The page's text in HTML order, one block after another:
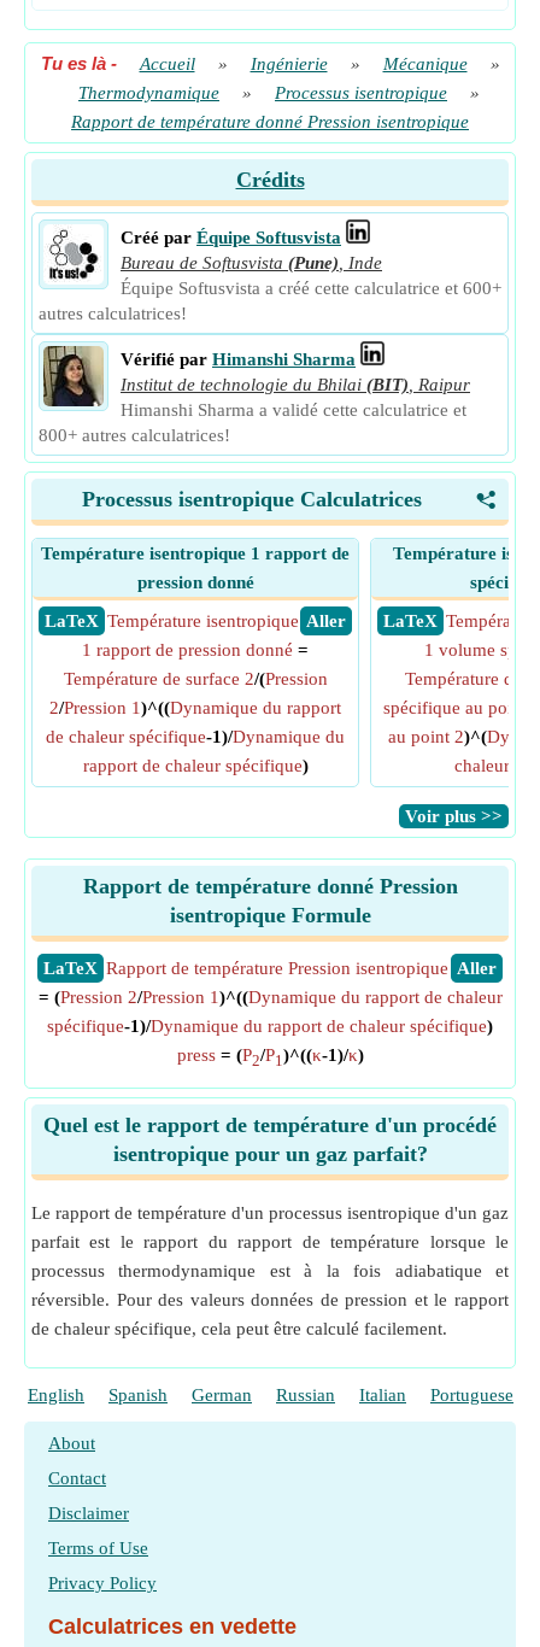
Tu es là- Accueil » Ingénierie » Mécanique
»
Thermodynamique
» Processus isentropique
»
Rapport de température donné Pression isentropique
Crédits
Créé par Équipe Softusvista
Bureau de Softusvista (Pune)
Inde
Équipe Softusvista a créé cette calculatrice et 600+
autres calculatrices!
Vérifié par Himanshi Sharma
Institut de technologie du Bhilai (BIT)
Raipur
Himanshi Sharma a validé cette calculatrice et
800+ autres calculatrices!
<
Processus isentropique Calculatrices
Température isentropique 1 rapport de
pression donné
​ LaTeX
​ Aller
Température isentropique
1 rapport de pression donné =
Température de surface 2/(Pression
2/Pression 1)^((Dynamique du rapport
de chaleur spécifique-1)/Dynamique du
rapport de chaleur spécifique)
Température
​ LaTeX
1 volume
Température de
spécifique au point 1
au point 2)^(
chaleur
​Voir plus >>
Rapport de température donné Pression
isentropique Formule
​LaTeX ​Aller
Rapport de température Pression isentropique
= (Pression 2/Pression 1)^((Dynamique du rapport de chaleur
spécifique-1)/Dynamique du rapport de chaleur spécifique)
press= (P2/P1)^((κ-1)/κ)
Quel est le rapport de température d'un procédé
isentropique pour un gaz parfait?
Le rapport de température d'un processus isentropique d'un gaz
parfait est le rapport du rapport de température lorsque le
processus thermodynamique est à la fois adiabatique et
réversible. Pour des valeurs données de pression et le rapport
de chaleur spécifique, cela peut être calculé facilement.
English Spanish German Russian Italian Portuguese
About
Contact
Disclaimer
Terms of Use
Privacy Policy
Calculatrices en vedette